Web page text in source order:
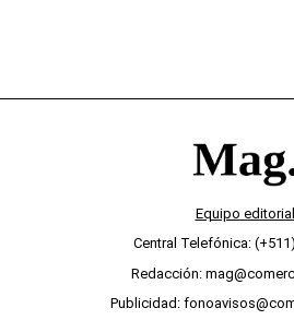
Equipo editorial
Central Telefónica:
Redacción:
Publicidad: